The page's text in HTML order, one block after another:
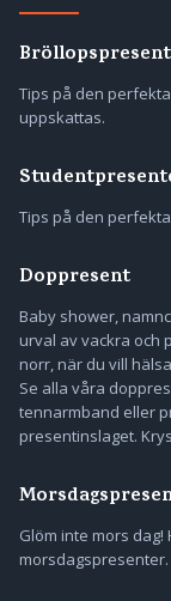
Bröllopspresent
Tips på den
uppskattas.
Tips på den
Doppresent
Baby shower,
urval av vackra och
norr, när du vill
Se alla våra
tennarmband eller
presentinslaget.
Glöm inte mors
morsdagspresenter.